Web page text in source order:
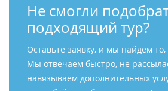
Не смогли
подходящий тур?
Оставьте заявку, и мы найдем
Мы отвечаем быстро, не
навязываем дополнительных